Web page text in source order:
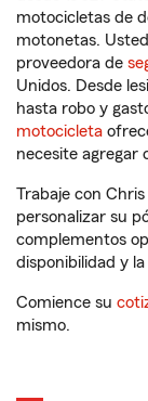
motocicletas de
motonetas.
proveedora de
Unidos. Desde
hasta robo y
motocicleta
necesite agregar
Trabaje con
personalizar su
complementos
disponibilidad y
Comience su
mismo.